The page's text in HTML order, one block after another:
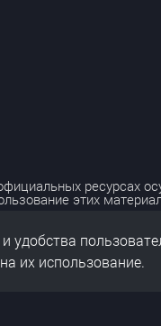
ресурсах
этих
удобства
их использование.